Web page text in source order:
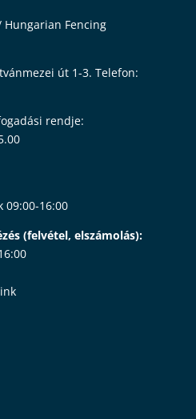
Hungarian Fencing
út 1-3. Telefon:
rendje:
09:00-16:00
(felvétel, elszámolás):